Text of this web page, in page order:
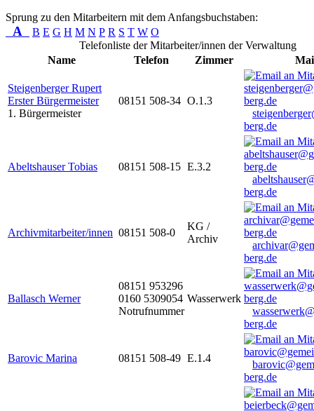
Sprung zu den Mitarbeitern mit dem Anfangsbuchstaben:
A B E G H M N P R S T W O
Telefonliste der Mitarbeiter/innen der Verwaltung
Name
Telefon Zimmer
Steigenberger Rupert
Erster Bürgermeister
1. Bürgermeister
08151 508-34 O.1.3
berg.de
Abeltshauser Tobias 08151 508-15 E.3.2
berg.de
Archivmitarbeiter/innen 08151 508-0
KG /
Archiv
berg.de
Ballasch Werner
08151 953296
0160 5309054
Notrufnummer
Wasserwerk
berg.de
Barovic Marina 08151 508-49 E.1.4
berg.de